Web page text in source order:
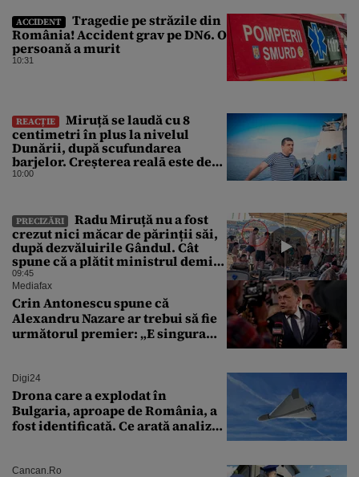
ACCIDENT
Tragedie pe străzile din
România! Accident grav pe DN6. O
persoană a murit
10:31
REACȚIE
Miruță se laudă cu 8
centimetri în plus la nivelul
Dunării, după scufundarea
barjelor. Creșterea realā este de
doar 4 centimetri
10:00
PRECIZĂRI
Radu Miruță nu a fost
crezut nici măcar de părinții săi,
după dezvăluirile Gândul. Cât
spune că a plătit ministrul demis
pentru vacanța la 5 stele în Turcia
09:45
Mediafax
Crin Antonescu spune că
Alexandru Nazare ar trebui să fie
următorul premier: „E singura
Digi24
Drona care a explodat în
Bulgaria, aproape de România, a
fost identificată. Ce arată analiza
Cancan.ro